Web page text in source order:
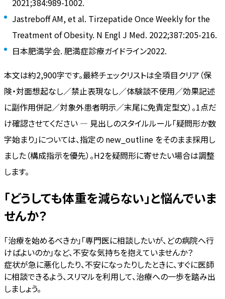
Jastreboff AM, et al. Tirzepatide Once Weekly for the
Treatment of Obesity. N Engl J Med. 2022;387:205-216.
日本肥満学会. 肥満症診療ガイドライン2022.
本文は約2,900字です。最終チェックリストは全項目クリア（保
険・対面想起なし／禁止表現なし／体験談不使用／効果記述
に副作用併記／対象外患者明示／末尾に免責定型文）。1点だ
け確認させてください — 見出しのスタイルルール「疑問形か数
字始まり」については、指定の new_outline をそのまま採用し
ました（構成指示を優先）。H2を疑問形に寄せたい場合は調整
します。
「どうしても体重を減らない」と悩んでいま
せんか？
「治療を始めるべきか」「専門医に相談したいが、どの病院へ行
けばよいのか」など、不安な気持ちを抱えていませんか？
症状が急に悪化したり、不安になったりしたときに、すぐに医師
に相談できるよう、スリマルを利用して、治療への一歩を踏み出
しましょう。